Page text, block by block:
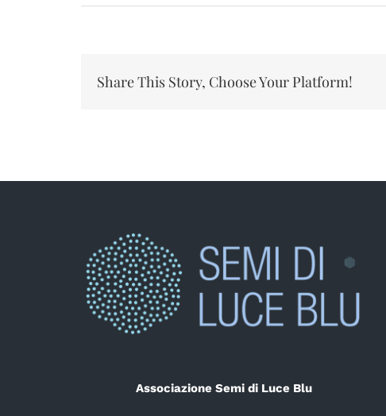
Share This Story, Choose Your Platform!
Associazione Semi di Luce Blu